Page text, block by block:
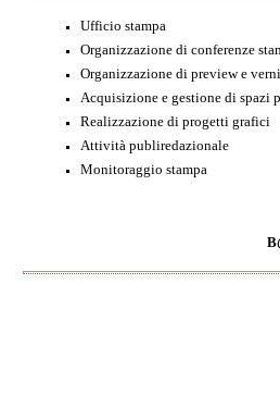
Ufficio stampa
Organizzazione di conferenze
Organizzazione di preview e
Acquisizione e gestione di spazi
Realizzazione di progetti grafici
Attività publiredazionale
Monitoraggio stampa